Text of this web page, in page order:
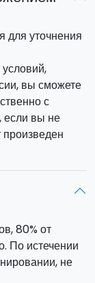
для уточнения
вы сможете
с
если вы не
произведен
80% от
По истечении
не